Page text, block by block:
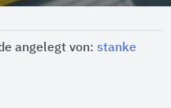
angelegt von: stanke